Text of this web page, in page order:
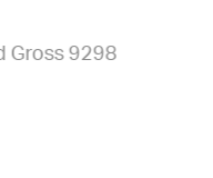
Gross 9298